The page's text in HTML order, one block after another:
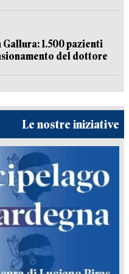
Gallura: 1.500 pazienti
del dottore
Le nostre iniziative